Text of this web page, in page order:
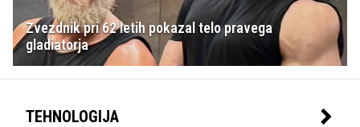
Zvezdnik pri 62 letih pokazal telo pravega
gladiatorja
TEHNOLOGIJA